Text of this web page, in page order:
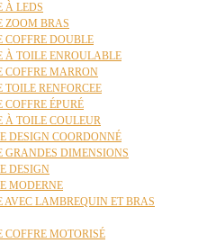
À LEDS
ZOOM BRAS
COFFRE DOUBLE
À TOILE ENROULABLE
COFFRE MARRON
TOILE RENFORCEE
COFFRE ÉPURÉ
À TOILE COULEUR
DESIGN COORDONNÉ
GRANDES DIMENSIONS
DESIGN
MODERNE
AVEC LAMBREQUIN ET BRAS
COFFRE MOTORISÉ